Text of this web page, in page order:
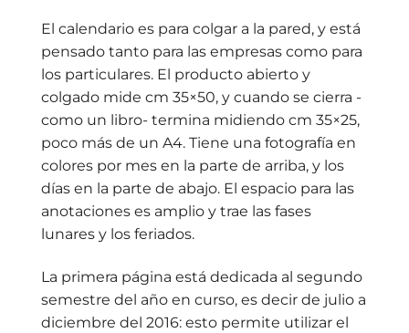
El calendario es para colgar a la pared, y está
pensado tanto para las empresas como para
los particulares. El producto abierto y
colgado mide cm 35×50, y cuando se cierra -
como un libro- termina midiendo cm 35×25,
poco más de un A4. Tiene una fotografía en
colores por mes en la parte de arriba, y los
días en la parte de abajo. El espacio para las
anotaciones es amplio y trae las fases
lunares y los feriados.
La primera página está dedicada al segundo
semestre del año en curso, es decir de julio a
diciembre del 2016: esto permite utilizar el